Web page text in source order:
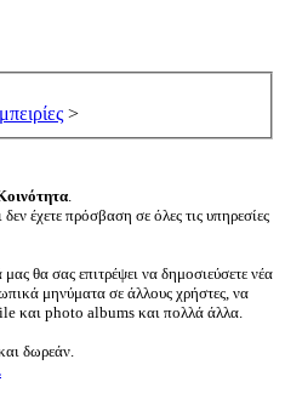
>
.
έχετε πρόσβαση σε όλες τις υπηρεσίες
θα σας επιτρέψει να δημοσιεύσετε νέα
μηνύματα σε άλλους χρήστες, να
και photo albums και πολλά άλλα.
δωρεάν.